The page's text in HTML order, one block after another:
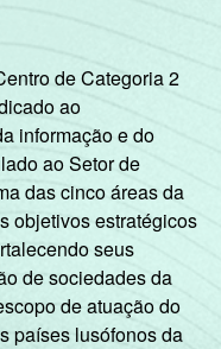
de Categoria 2
ao
informação e do
ao Setor de
das cinco áreas da
objetivos estratégicos
seus
de sociedades da
de atuação do
países lusófonos da